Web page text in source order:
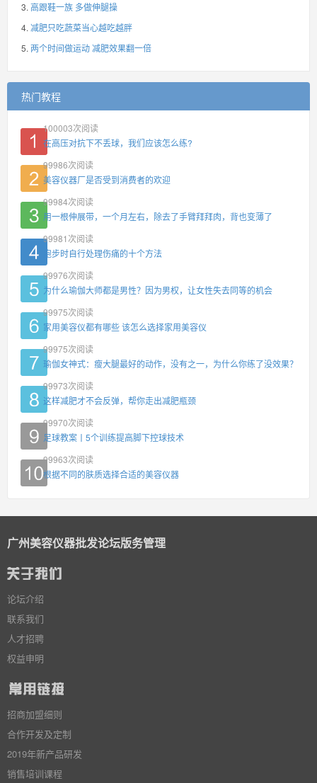
高跟鞋一族 多做伸腿操
减肥只吃蔬菜当心越吃越胖
两个时间做运动 减肥效果翻一倍
热门教程
100003次阅读
在高压对抗下不丢球，我们应该怎么练?
99986次阅读
美容仪器厂是否受到消费者的欢迎
99984次阅读
用一根伸展带，一个月左右，除去了手臂拜拜肉，背也变薄了
99981 次阅读
跑步时自行处理伤痛的十个方法
99976次阅读
为什么瑜伽大师都是男性？因为男权，让女性失去同等的机会
99975次阅读
家用美容仪都有哪些 该怎么选择家用美容仪
99975次阅读
瑜伽女神式：瘦大腿最好的动作，没有之一，为什么你练了没效果？
99973次阅读
这样减肥才不会反弹，帮你走出减肥瓶颈
99970次阅读
足球教案丨5个训练提高脚下控球技术
99963次阅读
根据不同的肤质选择合适的美容仪器
广州美容仪器批发论坛版务管理
论坛介绍
联系我们
人才招聘
权益申明
招商加盟细则
合作开发及定制
2019年新产品研发
销售培训课程